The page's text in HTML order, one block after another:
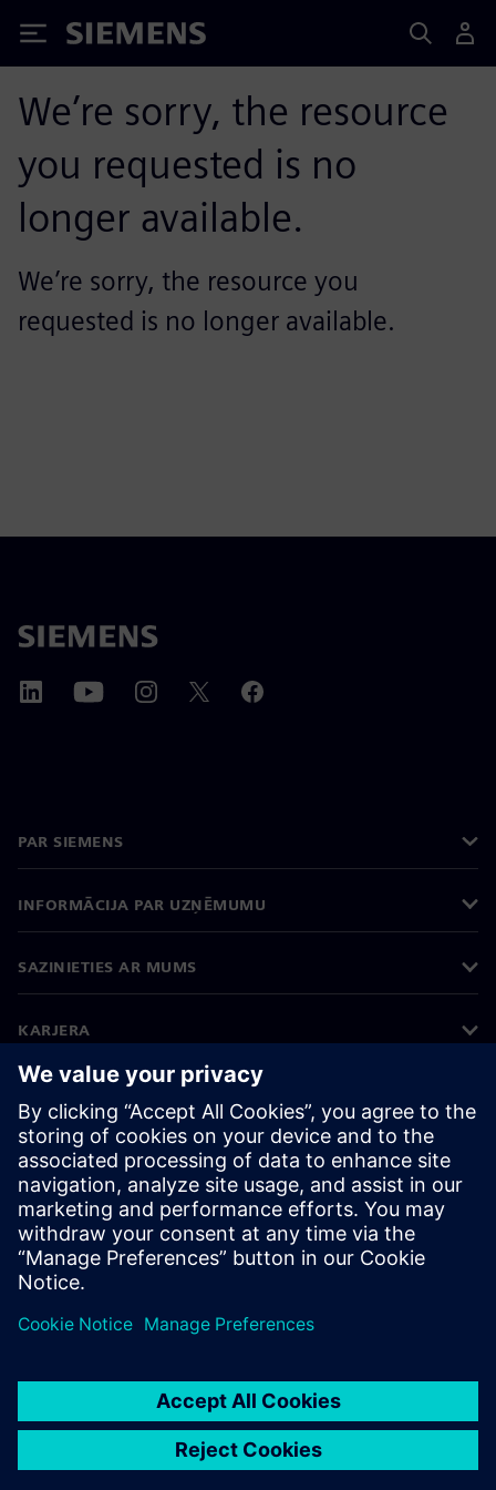
Siemens
We’re sorry, the resource
you requested is no
longer available.
We’re sorry, the resource you
requested is no longer available.
PAR SIEMENS
INFORMĀCIJA PAR UZŅĒMUMU
SAZINIETIES AR MUMS
KARJERA
©Siemens 2026
Korporatīvā informācija
Privātuma politika
Sīkdatņu iestatījumi
Lietošanas noteikumi
Digitālais ID
Trauksmes celšanas politika